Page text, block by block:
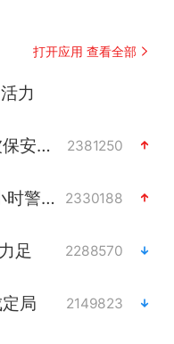
打开应用 查看全部
力
郑国霖回应去景区上班被保安拦下 2381250
台风白海豚即将进入48小时警戒线 2330188
足 2288570
局 2149823